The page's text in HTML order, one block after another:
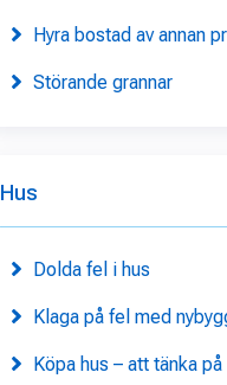
Hyra bostad av annan
Störande grannar
Hus
Dolda fel i hus
Klaga på fel med
Köpa hus – att tänka på